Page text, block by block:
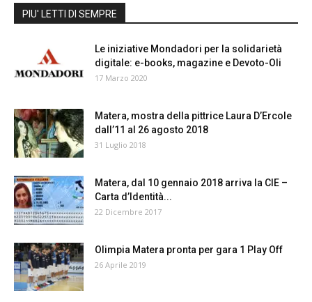
PIU' LETTI DI SEMPRE
Le iniziative Mondadori per la solidarietà
digitale: e-books, magazine e Devoto-Oli
17 Marzo 2020
Matera, mostra della pittrice Laura D’Ercole
dall’11 al 26 agosto 2018
31 Luglio 2018
Matera, dal 10 gennaio 2018 arriva la CIE –
Carta d’Identità...
22 Dicembre 2017
Olimpia Matera pronta per gara 1 Play Off
26 Aprile 2019